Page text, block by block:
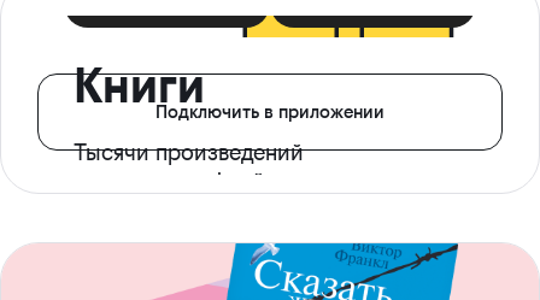
Книги
Тысячи произведений
с доступом офлайн
Подключить в приложении